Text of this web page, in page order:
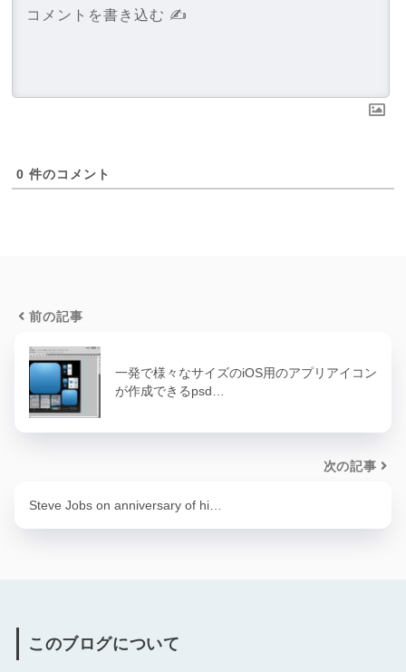
0 件のコメント
前の記事
一発で様々なサイズのiOS用のアプリアイコン
が作成できるpsd…
次の記事
Steve Jobs on anniversary of hi…
このブログについて